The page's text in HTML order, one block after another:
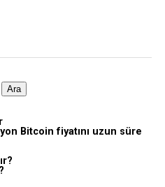
Ara
Bitcoin fiyatını uzun süre